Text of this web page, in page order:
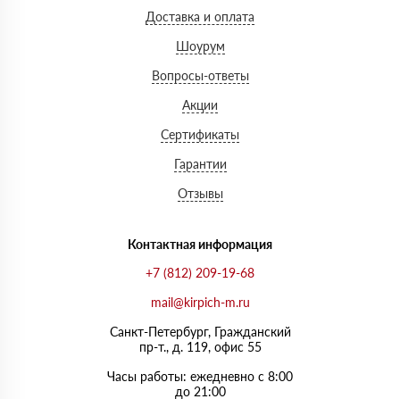
Доставка и оплата
Шоурум
Вопросы-ответы
Акции
Сертификаты
Гарантии
Отзывы
Контактная информация
+7 (812) 209-19-68
mail@kirpich-m.ru
Санкт-Петербург, Граждaнский
пр-т., д. 119, офис 55
Часы работы: ежедневно с 8:00
до 21:00